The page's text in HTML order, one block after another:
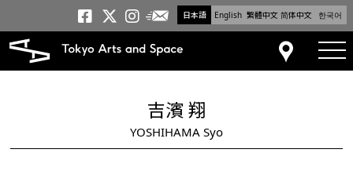
日本語 English 繁體中文 简体中文 한국어
トーキョーアーツアンド
トーキョーアーツアンド
トーキョーアーツア
メールニュース
アクセス
吉濱 翔
YOSHIHAMA Syo